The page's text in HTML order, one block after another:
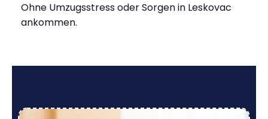
Ohne Umzugsstress oder Sorgen in Leskovac
ankommen.